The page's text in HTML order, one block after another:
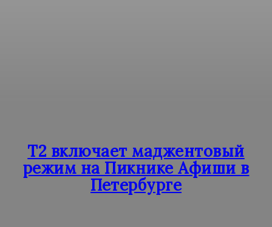
Т2 включает маджентовый
режим на Пикнике Афиши в
Петербурге